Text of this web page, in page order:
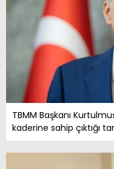
TBMM Başkanı
kaderine sahip çıktığı